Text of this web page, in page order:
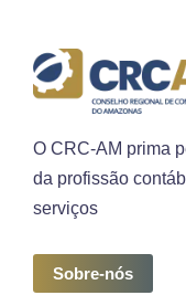
O CRC-AM prima
da profissão
serviços
Sobre-nós